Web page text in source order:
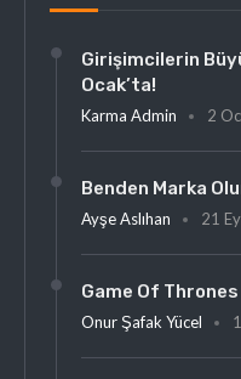
Girişimcilerin
Ocak’ta!
Karma Admin 2
Benden Marka
Ayşe Aslıhan 21
Game Of
Onur Şafak Yücel